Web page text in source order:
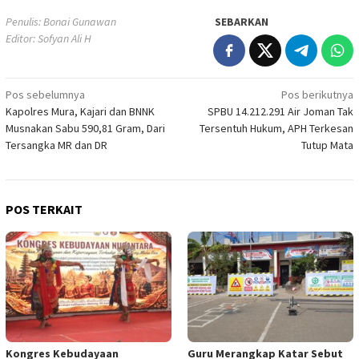
Penulis: Bonai Gunawan
Editor: Sofyan Ali H
SEBARKAN
Navigasi
pos
Pos sebelumnya
Kapolres Mura, Kajari dan BNNK
Musnakan Sabu 590,81 Gram, Dari
Tersangka MR dan DR
Pos berikutnya
SPBU 14.212.291 Air Joman Tak
Tersentuh Hukum, APH Terkesan
Tutup Mata
POS TERKAIT
Kongres Kebudayaan Guru Merangkap Katar Sebut